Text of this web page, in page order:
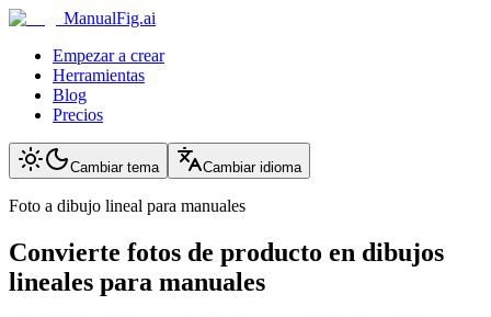
ManualFig.ai
Empezar a crear
Herramientas
Blog
Precios
Cambiar tema Cambiar idioma
Foto a dibujo lineal para manuales
Convierte fotos de producto en dibujos
lineales para manuales